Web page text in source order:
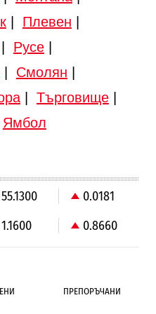
| Плевен
Русе|
Смолян
| Търговище|
Ямбол
55.1300
0.0181
1.1600 0.8660
ПРЕПОРЪЧАНИ